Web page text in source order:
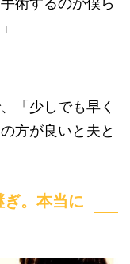
「少しでも早く
方が良いと夫と
。本当に